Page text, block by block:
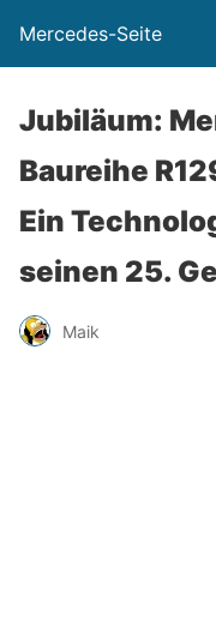
Mercedes-Seite
Jubiläum:
Baureihe
Ein
seinen 25.
Maik